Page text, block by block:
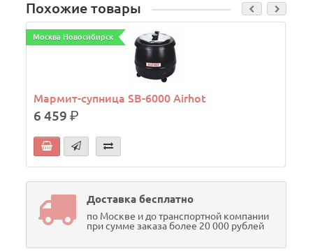
Похожие товары
Москва Новосибирск
Мармит-супница SB-6000 Airhot
6 459р.
Доставка бесплатно
по Москве и до транспортной компании
при сумме заказа более 20 000 рублей